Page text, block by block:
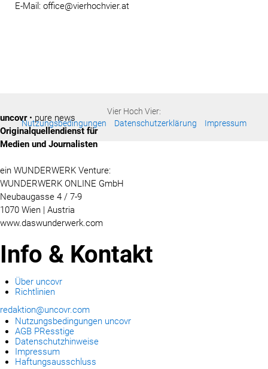
E-Mail: office@vierhochvier.at
Vier Hoch Vier:
Nutzungsbedingungen
Datenschutzerklärung Impressum
uncovr• pure news
Originalquellendienst für
Medien und Journalisten
ein WUNDERWERK Venture:
WUNDERWERK ONLINE GmbH
Neubaugasse 4 / 7-9
1070 Wien | Austria
www.daswunderwerk.com
Info & Kontakt
Über uncovr
Richtlinien
redaktion@uncovr.com
Nutzungsbedingungen uncovr
AGB PResstige
Datenschutzhinweise
Impressum
Haftungsausschluss